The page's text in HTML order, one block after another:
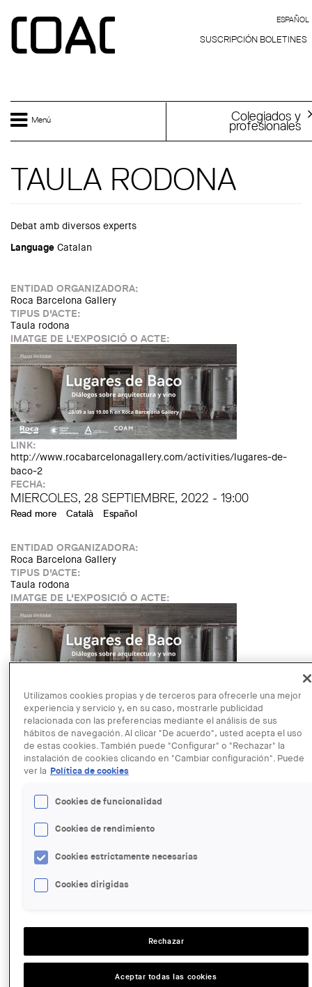
ESPAÑOL
SUSCRIPCIÓN BOLETINES
Menú Colegiados y
profesionales
TAULA RODONA
Debat amb diversos experts
Language Catalan
ENTIDAD ORGANIZADORA:
Roca Barcelona Gallery
TIPUS D'ACTE:
Taula rodona
IMATGE DE L'EXPOSICIÓ O ACTE:
LINK:
http://www.rocabarcelonagallery.com/activities/lugares-de-
baco-2
FECHA:
MIERCOLES, 28 SEPTIEMBRE, 2022 - 19:00
Read more about Seminar: "Lugares de Baco. Diálogos sobre
Català Español
ENTIDAD ORGANIZADORA:
Roca Barcelona Gallery
TIPUS D'ACTE:
Taula rodona
IMATGE DE L'EXPOSICIÓ O ACTE:
LINK:
http://www.rocabarcelonagallery.com/activities/lugares-de-
baco-2
FECHA:
MIERCOLES, 28 SEPTIEMBRE, 2022 - 19:00
Read moreabout Taula rodona: "Lugares de Baco. Diálogos sobre
English Español
ENTIDAD ORGANIZADORA:
TIPUS D'ACTE:
IMATGE DE L'EXPOSICIÓ O ACTE:
Utilizamos cookies propias y de terceros para ofrecerle una mejor
experiencia y servicio y, en su caso, mostrarle publicidad
relacionada con las preferencias mediante el análisis de sus
hábitos de navegación. Al clicar "De acuerdo", usted acepta el uso
de estas cookies. También puede "Configurar" o "Rechazar" la
instalación de cookies clicando en "Cambiar configuración". Puede
ver la Política de cookies
Cookies de funcionalidad
Cookies de rendimiento
Cookies estrictamente necesarias
Cookies dirigidas
Rechazar
Aceptar todas las cookies